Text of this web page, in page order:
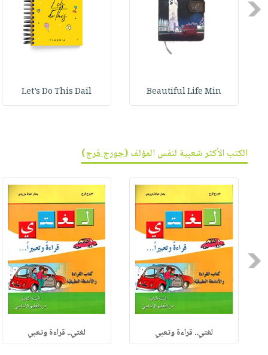
Previous
Beautiful Life Min
Let’s Do This Dail
الكتب الأكثر شعبية لنفس المؤلف (جورج فرج)
Previous
لغتي.. قراءة وتعبي لغتي.. قراءة وتعبي